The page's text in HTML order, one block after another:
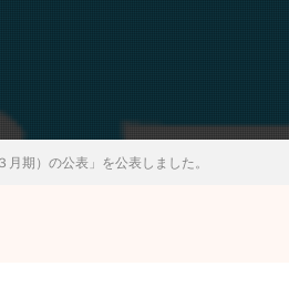
期）の公表」を公表しました。